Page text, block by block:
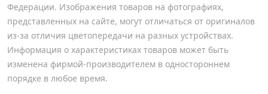
Федерации. Изображения товаров на фотографиях,
представленных на сайте, могут отличаться от оригиналов
из-за отличия цветопередачи на разных устройствах.
Информация о характеристиках товаров может быть
изменена фирмой-производителем в одностороннем
порядке в любое время.